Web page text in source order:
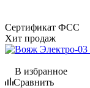
Сертификат ФСС
Хит продаж
В избранное
Сравнить